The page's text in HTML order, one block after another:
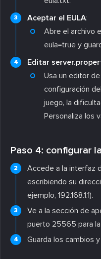
Aceptar el EULA:
Abre el archivo
eula=true y
Editar
Usa un editor
configuración
juego, la
Personaliza los
Paso 4: configurar
Accede a la interfaz
escribiendo su
ejemplo, 192.168.1.1).
Ve a la sección de
puerto 25565 para
Guarda los cambios